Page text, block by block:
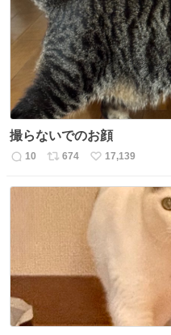
ト
数
数
撮らないでのお顔
返
10
リ
ス
数
674
い
ね
数
17,139